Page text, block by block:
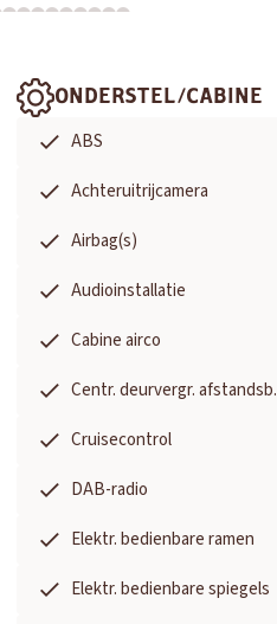
ONDERSTEL/CABINE
ABS
Achteruitrijcamera
Airbag(s)
Audioinstallatie
Cabine airco
Centr. deurvergr. afstandsb.
Cruisecontrol
DAB-radio
Elektr. bedienbare ramen
Elektr. bedienbare spiegels